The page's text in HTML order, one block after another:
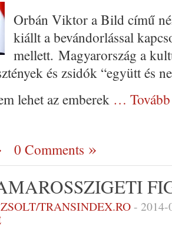
Orbán Viktor a Bild című
kiállt a bevándorlással
mellett. Magyarország a
és zsidók “együtt és
lehet az emberek …
0 Comments
TRANSINDEX.RO- 2014-